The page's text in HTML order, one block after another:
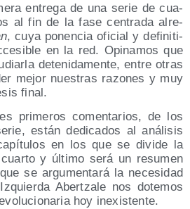
entre­ga de una serie de cua­
al fin de la fase cen­tra­da alre­
, cuya ponen­cia ofi­cial y defi­ni­ti­
en la red. Opi­na­mos que
dete­ni­da­men­te, entre otras
mejor nues­tras razo­nes y muy
final.
pri­me­ros comen­ta­rios, de los
están dedi­ca­dos al aná­li­sis
en los que se divi­de la
y últi­mo será un resu­men
se argu­men­ta­rá la nece­si­dad
Aber­tza­le nos dote­mos
hoy inexistente.